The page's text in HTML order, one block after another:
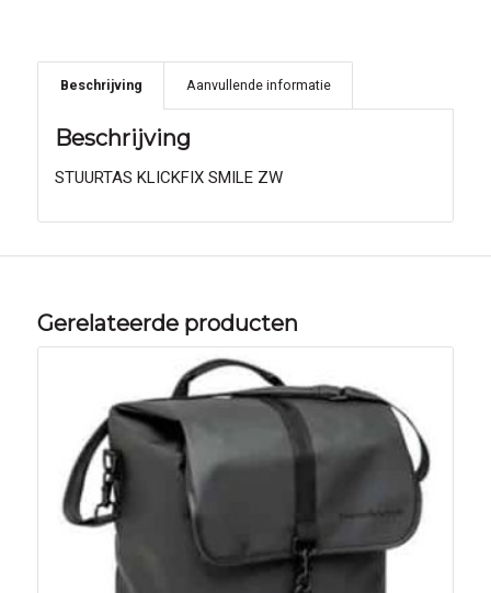
Beschrijving Aanvullende informatie
Beschrijving
STUURTAS KLICKFIX SMILE ZW
Gerelateerde producten